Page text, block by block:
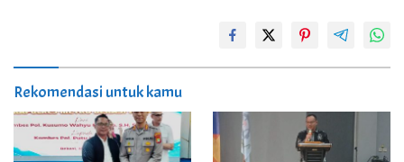
Rekomendasi untuk kamu